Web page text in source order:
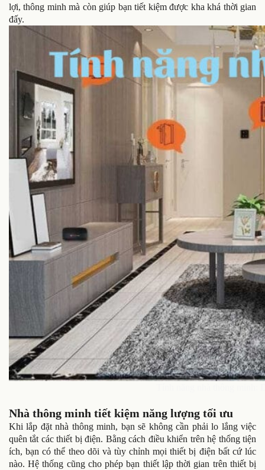
lợi, thông minh mà còn giúp bạn tiết kiệm được kha khá thời gian
đấy.
Nhà thông minh tiết kiệm năng lượng tối ưu
Khi lắp đặt nhà thông minh, bạn sẽ không cần phải lo lắng việc
quên tắt các thiết bị điện. Bằng cách điều khiển trên hệ thống tiện
ích, bạn có thể theo dõi và tùy chỉnh mọi thiết bị điện bất cứ lúc
nào. Hệ thống cũng cho phép bạn thiết lập thời gian trên thiết bị